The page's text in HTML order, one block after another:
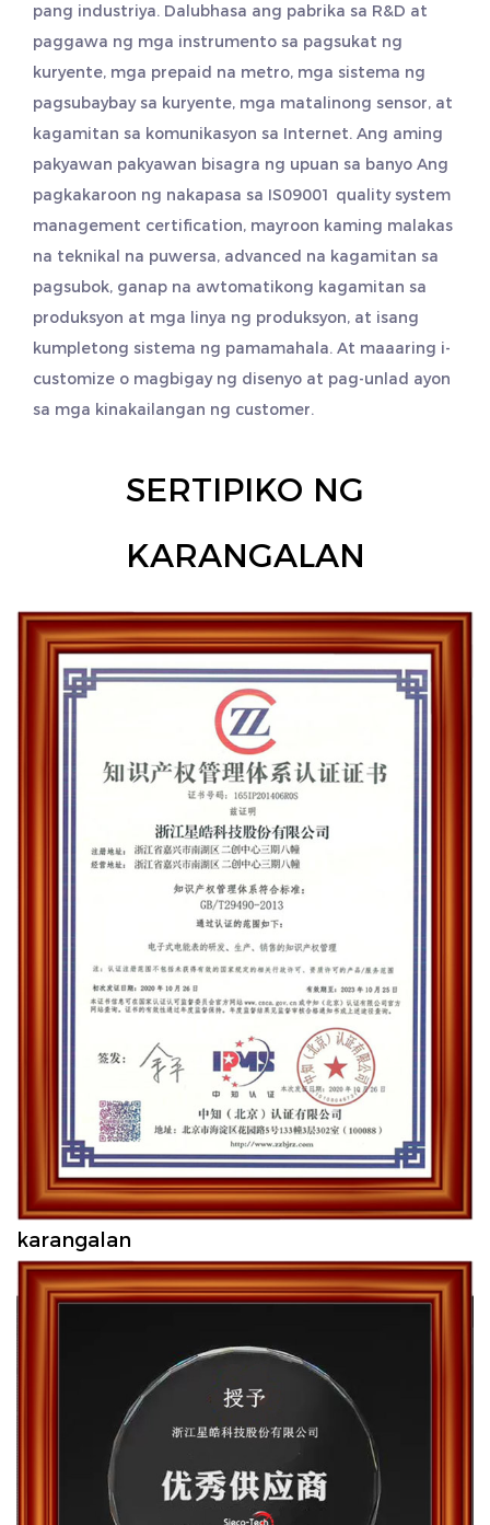
pang industriya. Dalubhasa ang pabrika sa R&D at
paggawa ng mga instrumento sa pagsukat ng
kuryente, mga prepaid na metro, mga sistema ng
pagsubaybay sa kuryente, mga matalinong sensor, at
kagamitan sa komunikasyon sa Internet. Ang aming
pakyawan pakyawan bisagra ng upuan sa banyo Ang
pagkakaroon ng nakapasa sa IS09001 quality system
management certification, mayroon kaming malakas
na teknikal na puwersa, advanced na kagamitan sa
pagsubok, ganap na awtomatikong kagamitan sa
produksyon at mga linya ng produksyon, at isang
kumpletong sistema ng pamamahala. At maaaring i-
customize o magbigay ng disenyo at pag-unlad ayon
sa mga kinakailangan ng customer.
SERTIPIKO NG
KARANGALAN
karangalan